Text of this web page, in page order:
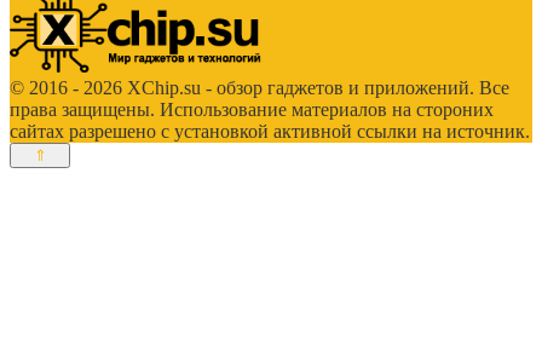
© 2016 - 2026 XChip.su - обзор гаджетов и приложений. Все
права защищены. Использование материалов на стороних
сайтах разрешено с установкой активной ссылки на источник.